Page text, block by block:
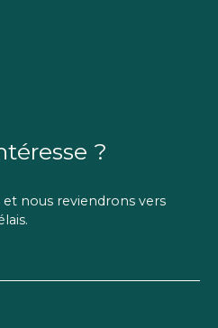
?
nous reviendrons vers